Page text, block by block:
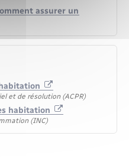
assurer un
et de résolution (ACPR)
habitation
(INC)